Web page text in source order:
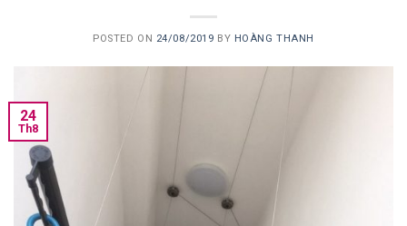
POSTED ON 24/08/2019 BY HOÀNG THANH
24
Th8